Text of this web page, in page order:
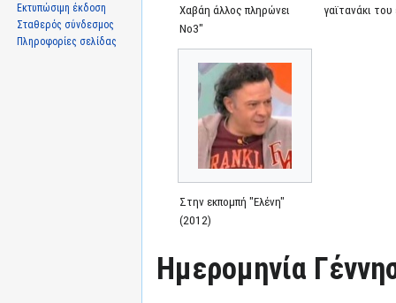
Χαβάη άλλος πληρώνει
Νο3"
γαϊτανάκι
Στην εκπομπή "Ελένη"
(2012)
Ημερομηνία
Εκτυπώσιμη έκδοση
Σταθερός σύνδεσμος
Πληροφορίες σελίδας